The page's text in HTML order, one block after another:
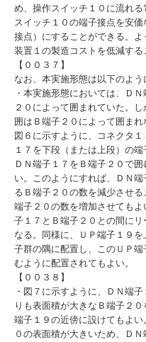
め、操作スイッチ１０に流れ
スイッチ１０の端子接点を安
接点）にすることができる。
装置１の製造コストを低減する
【００３７】
なお、本実施形態は以下のよう
・本実施形態においては、Ｄ
２０によって囲まれていた。
囲はＢ端子２０によって囲まれ
図６に示すように、コネクタ
１７を下段（または上段）の
ＤＮ端子１７をＢ端子２０で
い。このようにすれば、ＤＮ
るＢ端子２０の数を減少させ
端子２０の数を増加させても
子１７とＢ端子２０との間に
なる。同様に、ＵＰ端子１９
子群の隅に配置し、このＵＰ
むように配置されてもよい。
【００３８】
・図７に示すように、ＤＮ端
りも表面積が大きなＢ端子２
端子１９の近傍に設けてもよい
０の表面積が大きいため、Ｄ